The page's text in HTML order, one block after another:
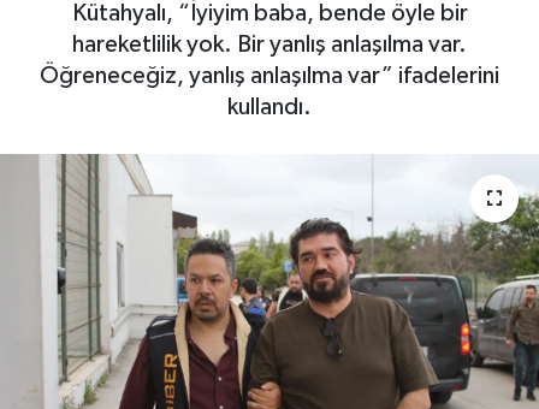
Kütahyalı, “İyiyim baba, bende öyle bir
hareketlilik yok. Bir yanlış anlaşılma var.
Öğreneceğiz, yanlış anlaşılma var” ifadelerini
kullandı.